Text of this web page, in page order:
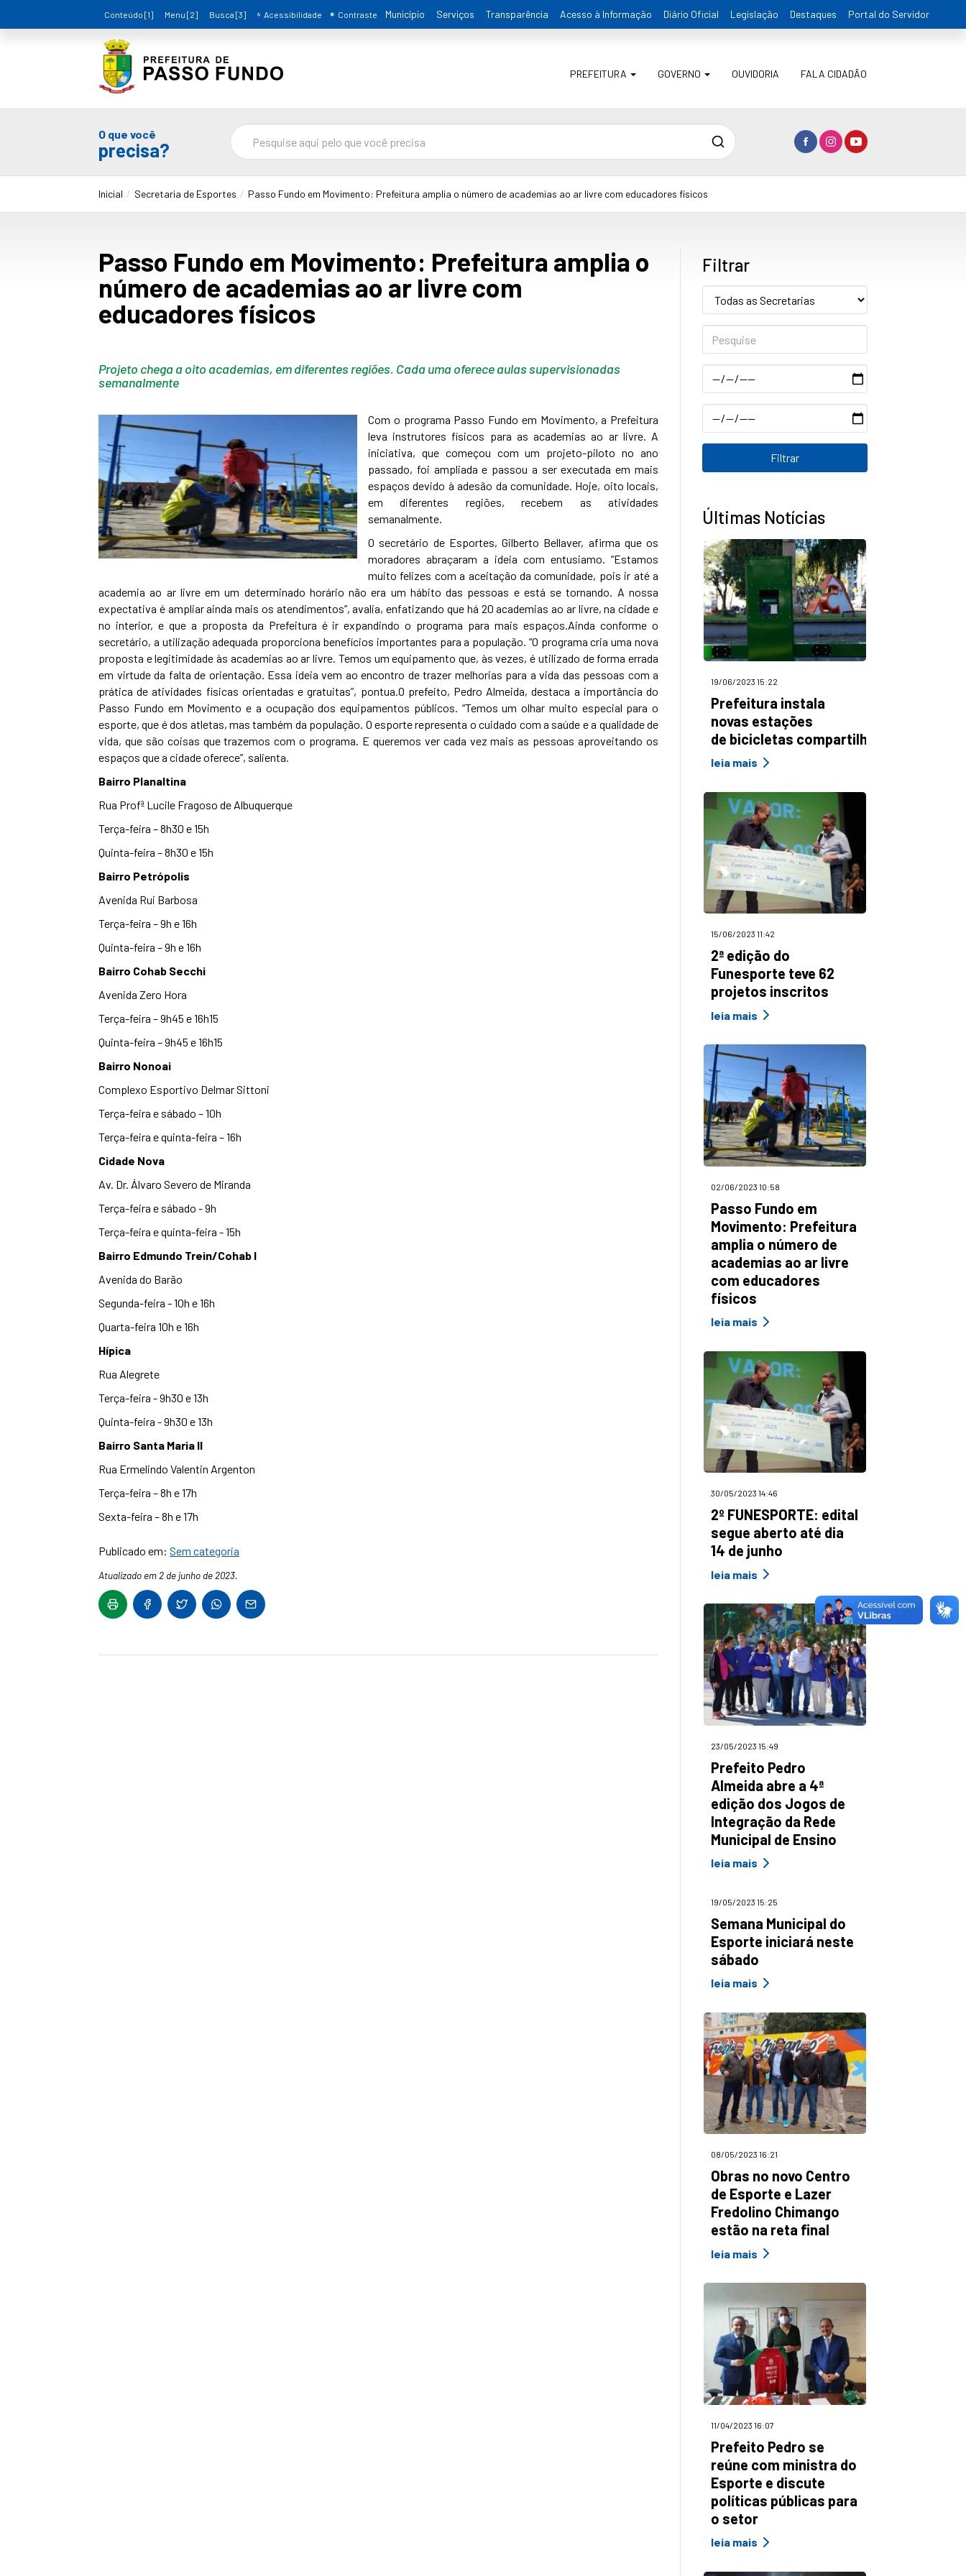
Conteúdo [1] Menu [2] Busca [3] Acessibilidade Contraste Município Serviços Transparência Acesso à Informação Diário Oficial Legislação Destaques Portal do Servidor
PREFEITURA GOVERNO OUVIDORIA FALA CIDADÃO
O que você
precisa? Pesquisa
Inicial Secretaria de Esportes Passo Fundo em Movimento: Prefeitura amplia o número de academias ao ar livre com educadores físicos
Passo Fundo em Movimento: Prefeitura amplia o
número de academias ao ar livre com
educadores físicos
Projeto chega a oito academias, em diferentes regiões. Cada uma oferece aulas supervisionadas
semanalmente
Com o programa Passo Fundo em Movimento, a Prefeitura
leva instrutores físicos para as academias ao ar livre. A
iniciativa, que começou com um projeto-piloto no ano
passado, foi ampliada e passou a ser executada em mais
espaços devido à adesão da comunidade. Hoje, oito locais,
em diferentes regiões, recebem as atividades
semanalmente.
O secretário de Esportes, Gilberto Bellaver, afirma que os
moradores abraçaram a ideia com entusiamo. “Estamos
muito felizes com a aceitação da comunidade, pois ir até a
academia ao ar livre em um determinado horário não era um hábito das pessoas e está se tornando. A nossa
expectativa é ampliar ainda mais os atendimentos”, avalia, enfatizando que há 20 academias ao ar livre, na cidade e
no interior, e que a proposta da Prefeitura é ir expandindo o programa para mais espaços.Ainda conforme o
secretário, a utilização adequada proporciona benefícios importantes para a população. “O programa cria uma nova
proposta e legitimidade às academias ao ar livre. Temos um equipamento que, às vezes, é utilizado de forma errada
em virtude da falta de orientação. Essa ideia vem ao encontro de trazer melhorias para a vida das pessoas com a
prática de atividades físicas orientadas e gratuitas”, pontua.O prefeito, Pedro Almeida, destaca a importância do
Passo Fundo em Movimento e a ocupação dos equipamentos públicos. “Temos um olhar muito especial para o
esporte, que é dos atletas, mas também da população. O esporte representa o cuidado com a saúde e a qualidade de
vida, que são coisas que trazemos com o programa. E queremos ver cada vez mais as pessoas aproveitando os
espaços que a cidade oferece”, salienta.
Bairro Planaltina
Rua Profª Lucile Fragoso de Albuquerque
Terça-feira – 8h30 e 15h
Quinta-feira – 8h30 e 15h
Bairro Petrópolis
Avenida Rui Barbosa
Terça-feira – 9h e 16h
Quinta-feira – 9h e 16h
Bairro Cohab Secchi
Avenida Zer o Hora
Terça-feira – 9h45 e 16h15
Quinta-feira – 9h45 e 16h15
Bairro Nonoai
Complexo Esportivo Delmar Sittoni
Terça-feira e sábado – 10h
Terça-feira e quinta-feira – 16h
Cidade Nova
Av. Dr. Álvaro Severo de Miranda
Terça-feira e sábado - 9h
Terça-feira e quinta-feira - 15h
Bairro Edmundo Trein/Cohab I
Avenida do Barão
Segunda-feira - 10h e 16h
Quarta-feira 10h e 16h
Hípica
Rua Alegrete
Terça-feira - 9h30 e 13h
Quinta-feira - 9h30 e 13h
Bairro Santa Maria II
Rua Ermelindo Valentin Argenton
Terça-feira – 8h e 17h
Sexta-feira – 8h e 17h
Publicado em: Sem categoria
Atualizado em 2 de junho de 2023.
Filtrar
Data
Data
Últimas Notícias
19/06/2023 15:22
Prefeitura instala
novas estações
de bicicletas compartilhadas
leia mais
15/06/2023 11:42
2ª edição do
Funesporte teve 62
projetos inscritos
leia mais
02/06/2023 10:58
Passo Fundo em
Movimento: Prefeitura
amplia o número de
academias ao ar livre
com educadores
físicos
leia mais
30/05/2023 14:46
2º FUNESPORTE: edital
segue aberto até dia
14 de junho
leia mais
23/05/2023 15:49
Prefeito Pedro
Almeida abre a 4ª
edição dos Jogos de
Integração da Rede
Municipal de Ensino
leia mais
19/05/2023 15:25
Semana Municipal do
Esporte iniciará neste
sábado
leia mais
08/05/2023 16:21
Obras no novo Centro
de Esporte e Lazer
Fredolino Chimango
estão na reta final
leia mais
11/04/2023 16:07
Prefeito Pedro se
reúne com ministra do
Esporte e discute
políticas públicas para
o setor
leia mais